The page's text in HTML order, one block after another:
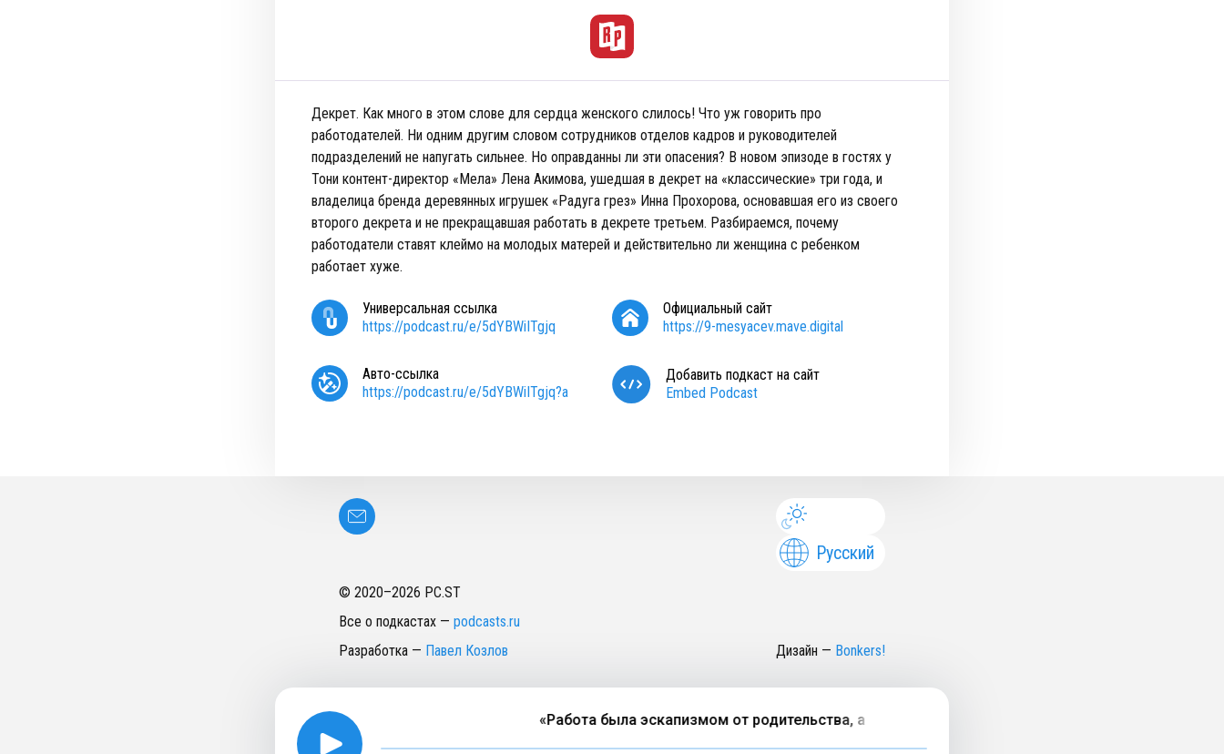
Декрет. Как много в этом слове для сердца женского слилось! Что уж говорить про
работодателей. Ни одним другим словом сотрудников отделов кадров и руководителей
подразделений не напугать сильнее. Но оправданны ли эти опасения? В новом эпизоде в гостях у
Тони контент-директор «Мела» Лена Акимова, ушедшая в декрет на «классические» три года, и
владелица бренда деревянных игрушек «Радуга грез» Инна Прохорова, основавшая его из своего
второго декрета и не прекращавшая работать в декрете третьем. Разбираемся, почему
работодатели ставят клеймо на молодых матерей и действительно ли женщина с ребенком
работает хуже​.
Универсальная ссылка
https://podcast.ru/e/5dYBWiITgjq
Официальный сайт
https://9-mesyacev.mave.digital
Авто-ссылка
https://podcast.ru/e/5dYBWiITgjq?a
Добавить подкаст на сайт
Embed Podcast
Русский
© 2020–2026 PC.ST
Все о подкастах — podcasts.ru
Разработка — Павел Козлов Дизайн — Bonkers!
«Работа была эскапизмом от родительства, а родительство — эскапизмом от работы».